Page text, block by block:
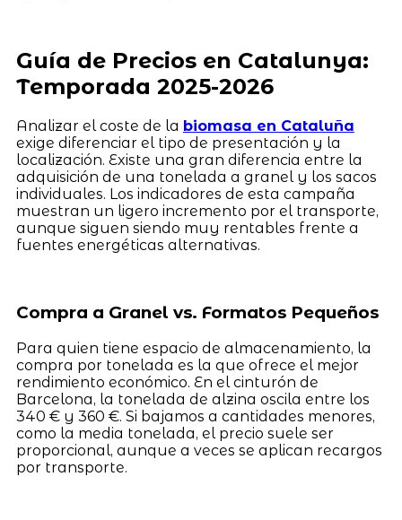
Guía de Precios en Catalunya:
Temporada 2025-2026
Analizar el coste de la biomasa en Cataluña
exige diferenciar el tipo de presentación y la
localización. Existe una gran diferencia entre la
adquisición de una tonelada a granel y los sacos
individuales. Los indicadores de esta campaña
muestran un ligero incremento por el transporte,
aunque siguen siendo muy rentables frente a
fuentes energéticas alternativas.
Compra a Granel vs. Formatos Pequeños
Para quien tiene espacio de almacenamiento, la
compra por tonelada es la que ofrece el mejor
rendimiento económico. En el cinturón de
Barcelona, la tonelada de alzina oscila entre los
340 € y 360 €. Si bajamos a cantidades menores,
como la media tonelada, el precio suele ser
proporcional, aunque a veces se aplican recargos
por transporte.